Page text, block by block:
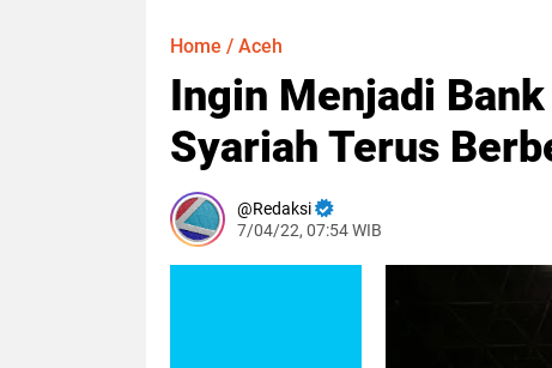
Home / Aceh
Ingin Menjadi
Syariah Terus
Redaksi
7/04/22, 07:54 WIB